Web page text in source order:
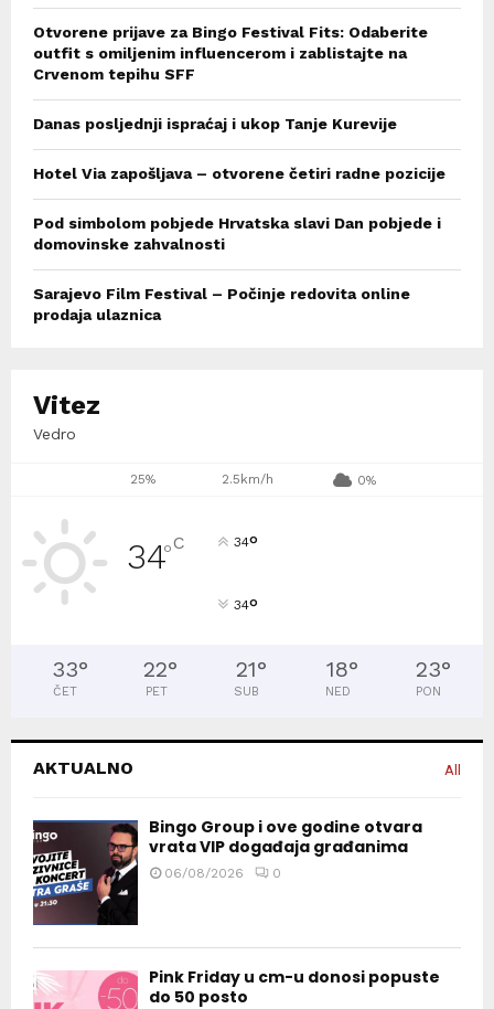
Otvorene prijave za Bingo Festival Fits: Odaberite
outfit s omiljenim influencerom i zablistajte na
Crvenom tepihu SFF
Danas posljednji ispraćaj i ukop Tanje Kurevije
Hotel Via zapošljava – otvorene četiri radne pozicije
Pod simbolom pobjede Hrvatska slavi Dan pobjede i
domovinske zahvalnosti
Sarajevo Film Festival – Počinje redovita online
prodaja ulaznica
Vitez
Vedro
25% 2.5km/h 0%
34°C 34°
34°
33°
ČET
22°
PET
21°
SUB
18°
NED
23°
PON
AKTUALNO All
Bingo Group i ove godine otvara
vrata VIP događaja građanima
06/08/2026 0
Pink Friday u cm-u donosi popuste
do 50 posto